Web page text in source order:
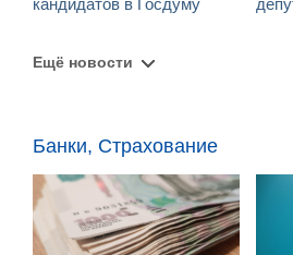
кандидатов в Госдуму
Ещё новости
Банки, Страхование